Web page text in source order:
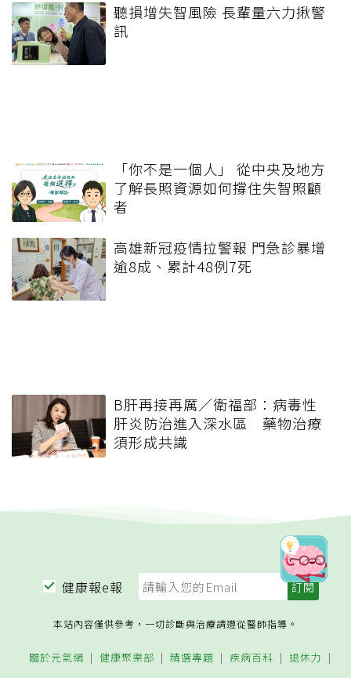
聽損增失智風險 長輩量六力揪警
訊
「你不是一個人」 從中央及地方
了解長照資源如何撐住失智照顧
者
高雄新冠疫情拉警報 門急診暴增
逾8成、累計48例7死
B肝再接再厲／衛福部：病毒性
肝炎防治進入深水區 藥物治療
須形成共識
健康報e報
本站內容僅供參考，一切診斷與治療請遵從醫師指導。
關於元氣網 健康聚樂部 精選專題 疾病百科
退休力